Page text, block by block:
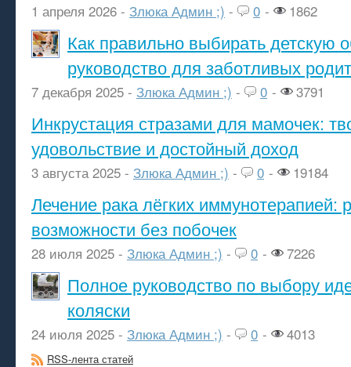
1 апреля 2026 - Злюка Админ ;) - 0 - 1862
Как правильно выбирать детскую
руководство для заботливых
7 декабря 2025 - Злюка Админ ;) - 0 - 3791
Инкрустация стразами для мамочек:
удовольствие и достойный доход
3 августа 2025 - Злюка Админ ;) - 0 - 19184
Лечение рака лёгких иммунотерапией:
возможности без побочек
28 июля 2025 - Злюка Админ ;) - 0 - 7226
Полное руководство по выбору
коляски
24 июля 2025 - Злюка Админ ;) - 0 - 4013
RSS-лента статей